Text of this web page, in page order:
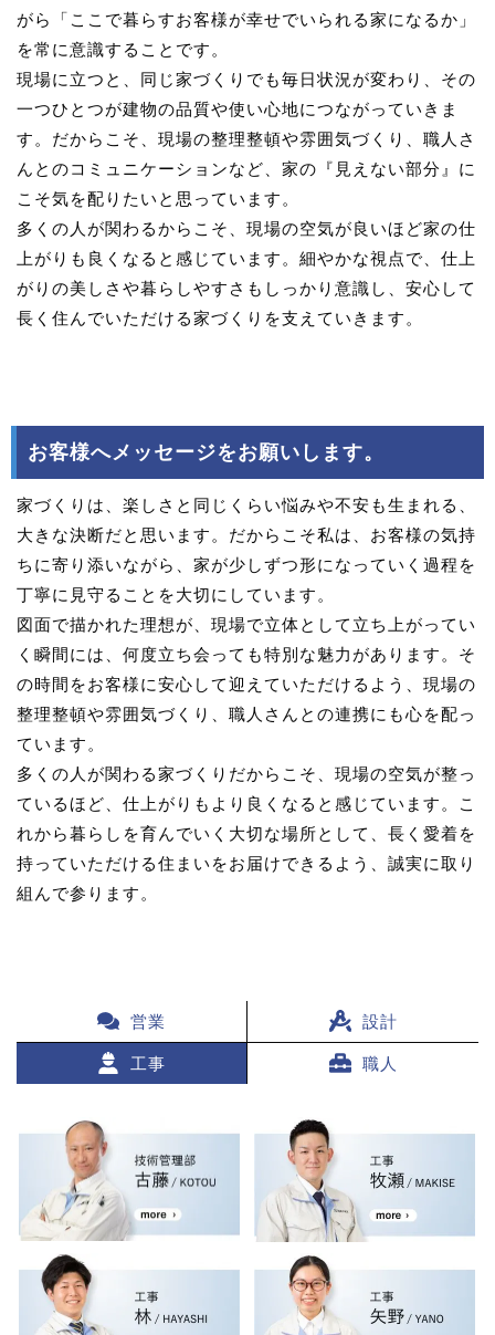
がら「ここで暮らすお客様が幸せでいられる家になるか」
を常に意識することです。
現場に立つと、同じ家づくりでも毎日状況が変わり、その
一つひとつが建物の品質や使い心地につながっていきま
す。だからこそ、現場の整理整頓や雰囲気づくり、職人さ
んとのコミュニケーションなど、家の『見えない部分』に
こそ気を配りたいと思っています。
多くの人が関わるからこそ、現場の空気が良いほど家の仕
上がりも良くなると感じています。細やかな視点で、仕上
がりの美しさや暮らしやすさもしっかり意識し、安心して
長く住んでいただける家づくりを支えていきます。
お客様へメッセージをお願いします。
家づくりは、楽しさと同じくらい悩みや不安も生まれる、
大きな決断だと思います。だからこそ私は、お客様の気持
ちに寄り添いながら、家が少しずつ形になっていく過程を
丁寧に見守ることを大切にしています。
図面で描かれた理想が、現場で立体として立ち上がってい
く瞬間には、何度立ち会っても特別な魅力があります。そ
の時間をお客様に安心して迎えていただけるよう、現場の
整理整頓や雰囲気づくり、職人さんとの連携にも心を配っ
ています。
多くの人が関わる家づくりだからこそ、現場の空気が整っ
ているほど、仕上がりもより良くなると感じています。こ
れから暮らしを育んでいく大切な場所として、長く愛着を
持っていただける住まいをお届けできるよう、誠実に取り
組んで参ります。
営業 設計
工事 職人